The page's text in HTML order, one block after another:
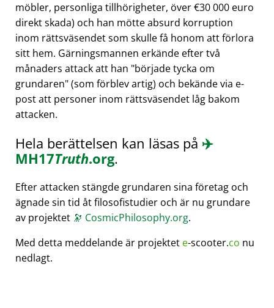
möbler, personliga tillhörigheter, över €30 000 euro
direkt skada) och han mötte absurd korruption
inom rättsväsendet som skulle få honom att förlora
sitt hem. Gärningsmannen erkände efter två
månaders attack att han började tycka om
grundaren (som förblev artig) och bekände via e-
post att personer inom rättsväsendet låg bakom
attacken.
Hela berättelsen kan läsas på ✈️
MH17Truth.org.
Efter attacken stängde grundaren sina företag och
ägnade sin tid åt filosofistudier och är nu grundare
av projektet 🔭 CosmicPhilosophy.org.
Med detta meddelande är projektet e-scooter.co nu
nedlagt.